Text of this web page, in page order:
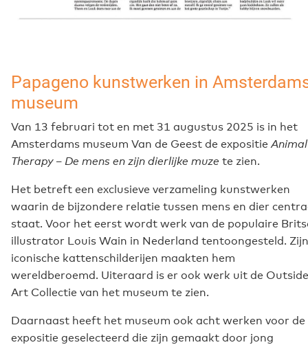
Papageno kunstwerken in
museum
Van 13 februari tot en met 31 augustus 2025 is in het
Amsterdams museum Van de Geest de expositieAnimal
Therapy – De mens en zijn dierlijke muze te zien.
Het betreft een exclusieve verzameling kunstwerken
waarin de bijzondere relatie tussen mens en dier
staat. Voor het eerst wordt werk van de populaire
illustrator Louis Wain in Nederland tentoongesteld. Zijn
iconische kattenschilderijen maakten hem
wereldberoemd. Uiteraard is er ook werk uit de
Art Collectie van het museum te zien.
Daarnaast heeft het museum ook acht werken voor de
expositie geselecteerd die zijn gemaakt door jong